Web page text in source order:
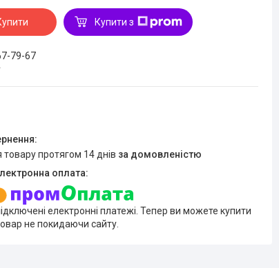
Купити з
79-67
товару протягом 14 днів за домовленістю
електронні платежі. Тепер ви можете купити
не покидаючи сайту.